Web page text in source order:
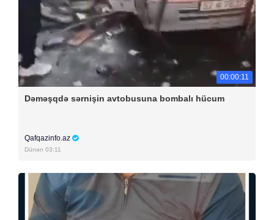
00:00:11
Dəməşqdə sərnişin avtobusuna bombalı hücum
Qafqazinfo.az
Dünən 03:11